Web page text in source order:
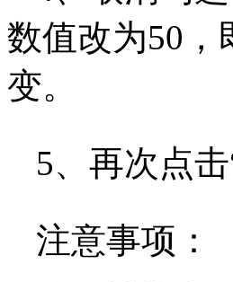
数值改为50，
变。
5、再次点
注意事项：